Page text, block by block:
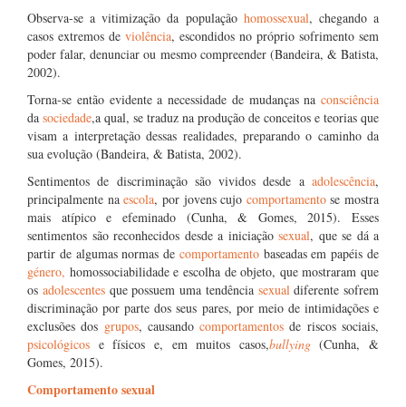
Observa-se a vitimização da população homossexual, chegando a
casos extremos de violência, escondidos no próprio sofrimento sem
poder falar, denunciar ou mesmo compreender (Bandeira, & Batista,
2002).
Torna-se então evidente a necessidade de mudanças na consciência
da sociedade,a qual, se traduz na produção de conceitos e teorias que
visam a interpretação dessas realidades, preparando o caminho da
sua evolução (Bandeira, & Batista, 2002).
Sentimentos de discriminação são vividos desde a adolescência,
principalmente naescola, por jovens cujo comportamentose mostra
mais atípico e efeminado (Cunha, & Gomes, 2015). Esses
sentimentos são reconhecidos desde a iniciação sexual, que se dá a
partir de algumas normas de comportamentobaseadas em papéis de
género, homossociabilidade e escolha de objeto, que mostraram que
os adolescentesque possuem uma tendência sexualdiferente sofrem
discriminação por parte dos seus pares, por meio de intimidações e
exclusões dos grupos, causandocomportamentos de riscos sociais,
psicológicos e físicos e, em muitos casos,bullying(Cunha, &
Gomes, 2015).
Comportamento sexual